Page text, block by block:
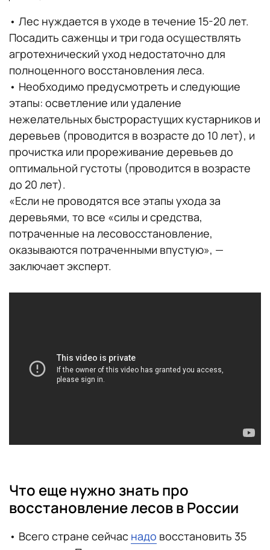
• Лес нуждается в уходе в течение 15-20 лет.
Посадить саженцы и три года осуществлять
агротехнический уход недостаточно для
полноценного восстановления леса.
• Необходимо предусмотреть и следующие
этапы: осветление или удаление
нежелательных быстрорастущих кустарников и
деревьев (проводится в возрасте до 10 лет), и
прочистка или прореживание деревьев до
оптимальной густоты (проводится в возрасте
до 20 лет).
«Если не проводятся все этапы ухода за
деревьями, то все «силы и средства,
потраченные на лесовосстановление,
оказываются потраченными впустую», —
заключает эксперт.
Что еще нужно знать про
восстановление лесов в России
• Всего стране сейчас надо восстановить 35